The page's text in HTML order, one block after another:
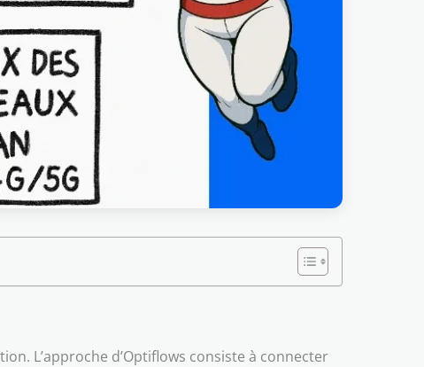
L’approche d’Optiflows consiste à connecter